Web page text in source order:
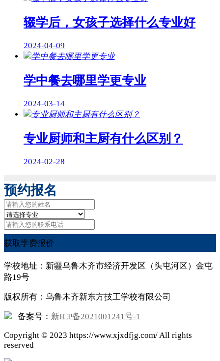
辍学后，女孩子选择什么专业好
2024-04-09
学中餐去哪里学更专业
2024-03-14
专业厨师和主厨有什么区别？
2024-02-28
预约报名
获取学费报价
学校地址：新疆乌鲁木齐市经济开发区（头屯河区）金屯
路19号
版权所有：乌鲁木齐新东方技工学校有限公司
备案号： 新ICP备2021001241号-1
Copyright © 2023 https://www.xjxdfjg.com/ All rights
reserved